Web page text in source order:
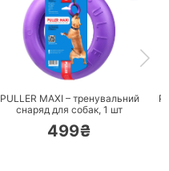
ПЕРЕЙТИ
PULLER MAXI – тренувальний
снаряд для собак, 1 шт
499₴